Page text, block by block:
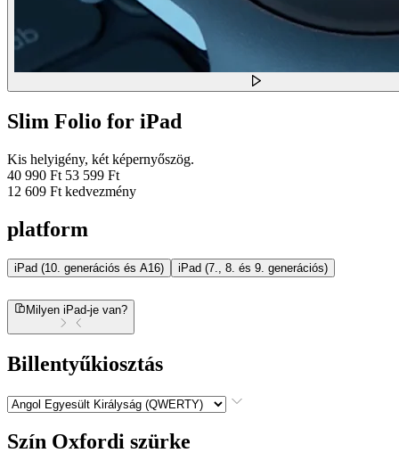
Slim Folio for iPad
Kis helyigény, két képernyőszög.
40 990 Ft 53 599 Ft
12 609 Ft kedvezmény
platform
iPad (10. generációs és A16) iPad (7., 8. és 9. generációs)
Milyen iPad-je van?
Billentyűkiosztás
Szín Oxfordi szürke